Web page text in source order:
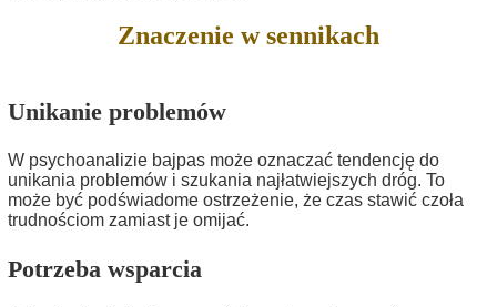
Znaczenie w sennikach
Unikanie problemów
W psychoanalizie bajpas może oznaczać tendencję do
unikania problemów i szukania najłatwiejszych dróg. To
może być podświadome ostrzeżenie, że czas stawić czoła
trudnościom zamiast je omijać.
Potrzeba wsparcia